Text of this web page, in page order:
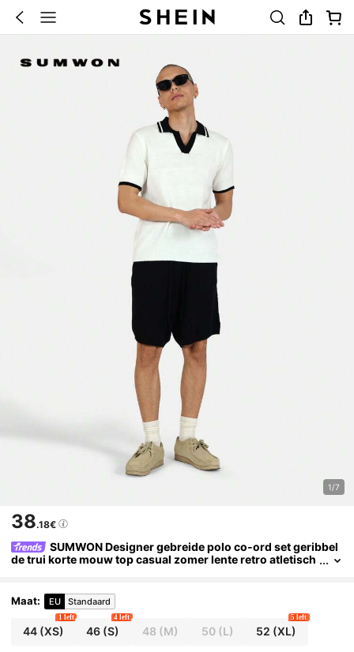
1/7
38.18€
SUMWON Designer gebreide polo co-ord set geribbel
de trui korte mouw top casual zomer lente retro atletisch
Maat: EU Standaard
44(XS)
1 left
46 (S)
4 left
48 (M) 50(L) 52 (XL)
5 left